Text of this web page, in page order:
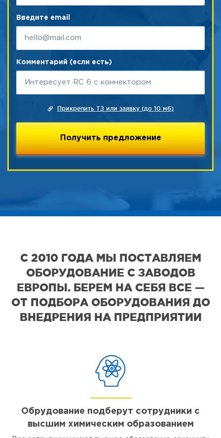
Введите email
Комментарий (если есть)
Прикрепить ТЗ или заявку (до 10 мб)
С 2010 ГОДА МЫ ПОСТАВЛЯЕМ
ОБОРУДОВАНИЕ С ЗАВОДОВ
ЕВРОПЫ. БЕРЕМ НА СЕБЯ ВСЕ —
ОТ ПОДБОРА ОБОРУДОВАНИЯ ДО
ВНЕДРЕНИЯ НА ПРЕДПРИЯТИИ
Обрудование подберут сотрудники с
высшим химическим образованием